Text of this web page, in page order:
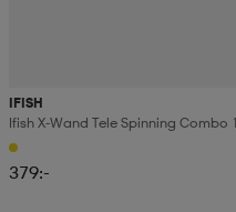
IFISH
Ifish X-Wand Tele Spinning Combo
379:-